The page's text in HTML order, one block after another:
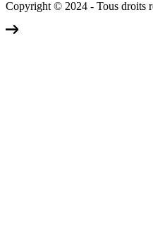
Copyright © 2024 - Tous droits